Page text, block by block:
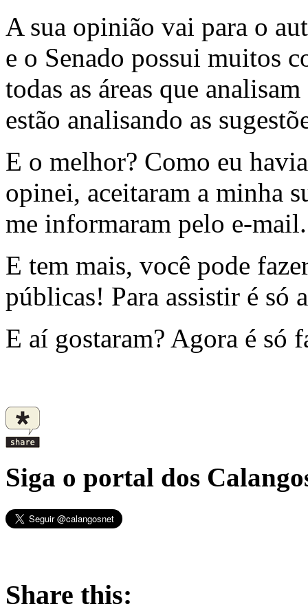
A sua opinião vai para o
e o Senado possui muitos
todas as áreas que
estão analisando as
E o melhor? Como eu
opinei, aceitaram a minha
me informaram pelo e-mail.
E tem mais, você pode
públicas! Para assistir é só
E aí gostaram? Agora é só
Siga o portal dos
Share this: